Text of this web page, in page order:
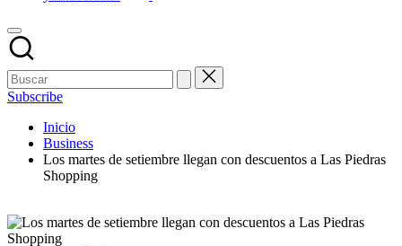
Subscribe
Inicio
Business
Los martes de setiembre llegan con descuentos a Las Piedras
Shopping